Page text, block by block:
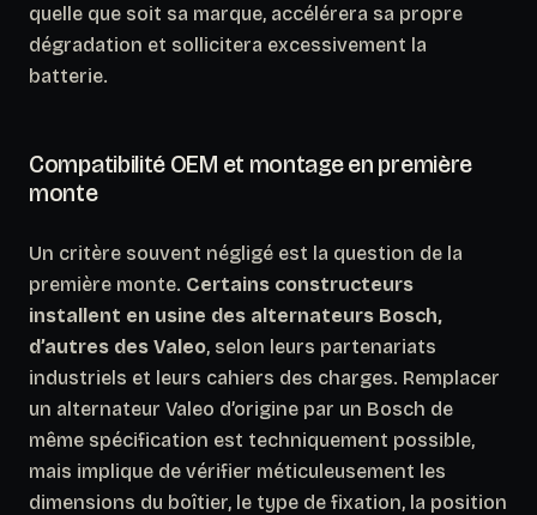
quelle que soit sa marque, accélérera sa propre
dégradation et sollicitera excessivement la
batterie.
Compatibilité OEM et montage en première
monte
Un critère souvent négligé est la question de la
première monte. Certains constructeurs
installent en usine des alternateurs Bosch,
d’autres des Valeo, selon leurs partenariats
industriels et leurs cahiers des charges. Remplacer
un alternateur Valeo d’origine par un Bosch de
même spécification est techniquement possible,
mais implique de vérifier méticuleusement les
dimensions du boîtier, le type de fixation, la position